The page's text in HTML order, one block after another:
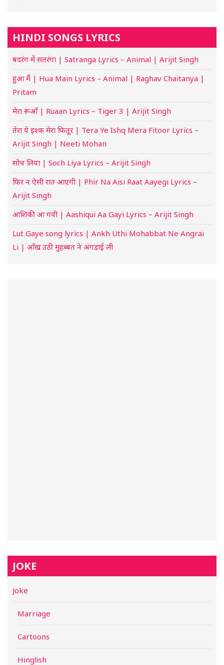
HINDI SONGS LYRICS
बदरंग में सतरंगा | Satranga Lyrics – Animal | Arijit Singh
हुआ मैं | Hua Main Lyrics – Animal | Raghav Chaitanya |
Pritam
मेरा रूआँ | Ruaan Lyrics – Tiger 3 | Arijit Singh
तेरा ये इश्क मेरा फितूर | Tera Ye Ishq Mera Fitoor Lyrics –
Arijit Singh | Neeti Mohan
सोच लिया | Soch Liya Lyrics – Arijit Singh
फिर न ऐसी रात आएगी | Phir Na Aisi Raat Aayegi Lyrics –
Arijit Singh
आशिकी आ गयी | Aashiqui Aa Gayi Lyrics – Arijit Singh
Lut Gaye song lyrics | Ankh Uthi Mohabbat Ne Angrai
Li | आँख उठी मुहब्बत ने अंगड़ाई ली
JOKE
Joke
Marriage
Cartoons
Hinglish